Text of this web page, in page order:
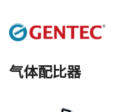
气体配比器